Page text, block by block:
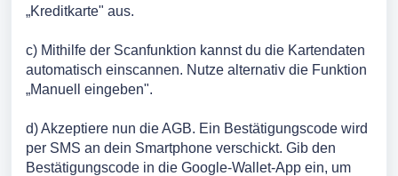
„Kreditkarte" aus.
c) Mithilfe der Scanfunktion kannst du die Kartendaten
automatisch einscannen. Nutze alternativ die Funktion
„Manuell eingeben".
d) Akzeptiere nun die AGB. Ein Bestätigungscode wird
per SMS an dein Smartphone verschickt. Gib den
Bestätigungscode in die Google-Wallet-App ein, um